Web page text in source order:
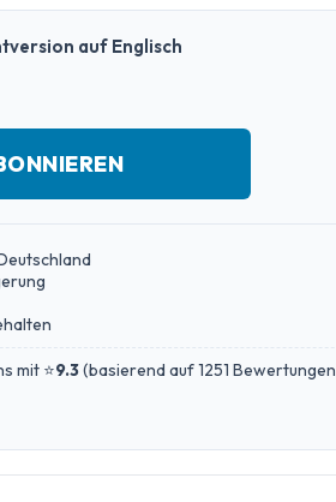
auf Englisch
mit ⭐9.3(basierend auf 1251 Bewertungen